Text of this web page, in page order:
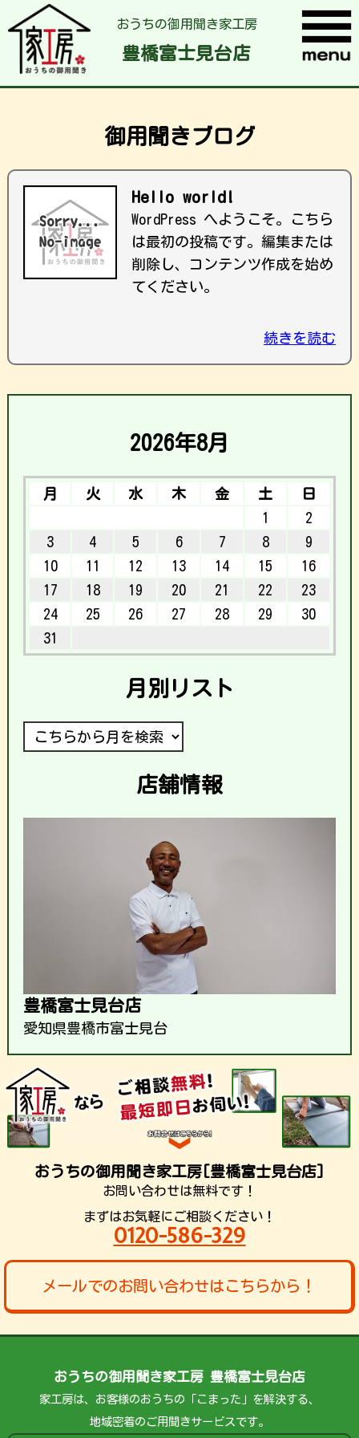
おうちの御用聞き家工房
豊橋富士見台店
御用聞きブログ
Hello world!
WordPress へようこそ。こちら
は最初の投稿です。編集または
削除し、コンテンツ作成を始め
てください。
続きを読む
2026年8月
月 火 水 木 金 土
日
1
2
3
4 5 6 7 8
9
10
11 12 13 14 15
16
17
18 19 20 21 22
23
24
25 26 27 28 29
30
31
月別リスト
店舗情報
豊橋富士見台店
愛知県豊橋市富士見台
おうちの御用聞き家工房[豊橋富士見台店]
お問い合わせは無料です！
まずはお気軽にご相談ください！
0120-586-329
メールでのお問い合わせはこちらから！
おうちの御用聞き家工房 豊橋富士見台店
家工房は、お客様のおうちの「こまった」を解決する、
地域密着のご用聞きサービスです。